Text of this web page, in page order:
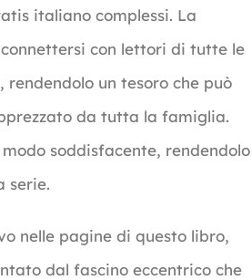
italiano complessi. La
con lettori di tutte le
un tesoro che può
da tutta la famiglia.
soddisfacente, rendendolo
serie.
nelle pagine di questo libro,
dal fascino eccentrico che